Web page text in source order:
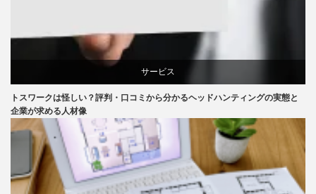
サービス
トスワークは怪しい？評判・口コミから分かるヘッドハンティングの実態と
企業が求める人材像